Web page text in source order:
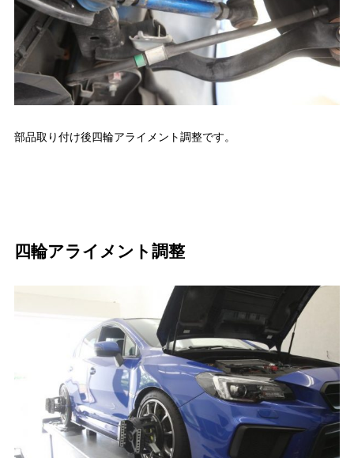
部品取り付け後四輪アライメント調整です。
四輪アライメント調整